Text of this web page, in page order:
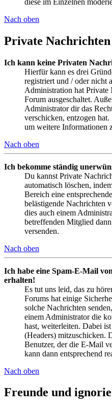
Nach oben
Private Nachrichten
Ich kann keine Privaten
Hierfür kann es drei
registriert und / oder nicht
Administration hat Private
Forum ausgeschaltet.
Administrator dir das
verschicken, entzogen
um weitere Informationen
Nach oben
Ich bekomme ständig
Du kannst Private
automatisch löschen,
Bereich eine
belästigende Nachrichten
dies auch einem
betreffenden Mitglied
versenden.
Nach oben
Ich habe eine Spam-E-Mail
erhalten!
Es tut uns leid, das zu
Forums hat einige
solche Nachrichten
einem Administrator die
hast, weiterleiten. Dabei
(Headers) mitzuschicken.
Benutzer, der die E-Mail
kann dann entsprechend
Nach oben
Freunde und